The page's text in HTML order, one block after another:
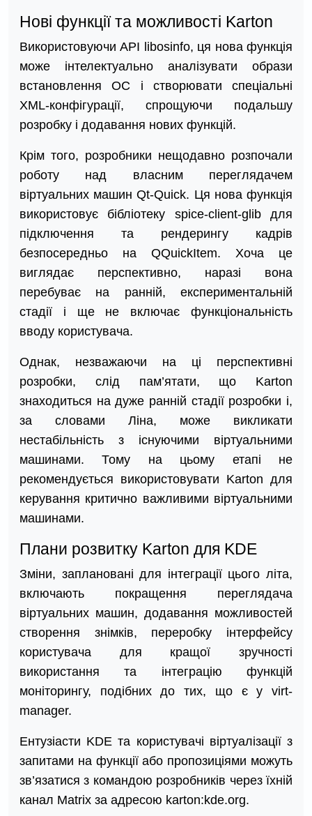
Нові функції та можливості Karton
Використовуючи API libosinfo, ця нова функція
може інтелектуально аналізувати образи
встановлення ОС і створювати спеціальні
XML-конфігурації, спрощуючи подальшу
розробку і додавання нових функцій.
Крім того, розробники нещодавно розпочали
роботу над власним переглядачем
віртуальних машин Qt-Quick. Ця нова функція
використовує бібліотеку spice-client-glib для
підключення та рендерингу кадрів
безпосередньо на QQuickItem. Хоча це
виглядає перспективно, наразі вона
перебуває на ранній, експериментальній
стадії і ще не включає функціональність
вводу користувача.
Однак, незважаючи на ці перспективні
розробки, слід пам’ятати, що Karton
знаходиться на дуже ранній стадії розробки і,
за словами Ліна, може викликати
нестабільність з існуючими віртуальними
машинами. Тому на цьому етапі не
рекомендується використовувати Karton для
керування критично важливими віртуальними
машинами.
Плани розвитку Karton для KDE
Зміни, заплановані для інтеграції цього літа,
включають покращення переглядача
віртуальних машин, додавання можливостей
створення знімків, переробку інтерфейсу
користувача для кращої зручності
використання та інтеграцію функцій
моніторингу, подібних до тих, що є у virt-
manager.
Ентузіасти KDE та користувачі віртуалізації з
запитами на функції або пропозиціями можуть
зв’язатися з командою розробників через їхній
канал Matrix за адресою karton:kde.org.